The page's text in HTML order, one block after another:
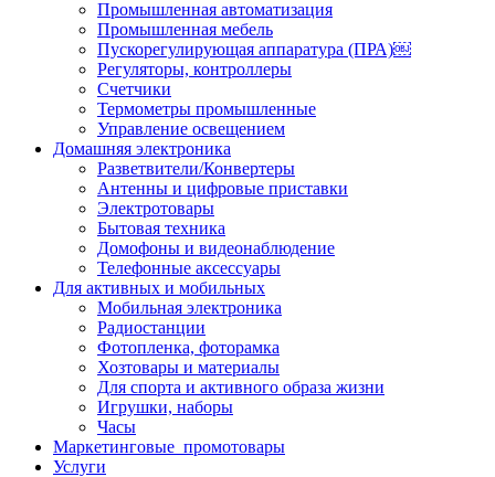
Промышленная автоматизация
Промышленная мебель
Пускорегулирующая аппаратура (ПРА)￼
Регуляторы, контроллеры
Счетчики
Термометры промышленные
Управление освещением
Домашняя электроника
Разветвители/Конвертеры
Антенны и цифровые приставки
Электротовары
Бытовая техника
Домофоны и видеонаблюдение
Телефонные аксессуары
Для активных и мобильных
Мобильная электроника
Радиостанции
Фотопленка, фоторамка
Хозтовары и материалы
Для спорта и активного образа жизни
Игрушки, наборы
Часы
Маркетинговые_промотовары
Услуги